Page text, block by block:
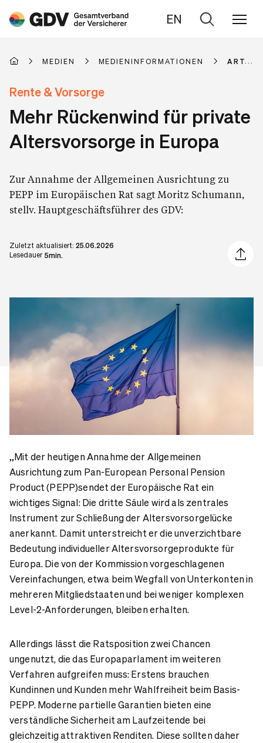
EN
Zur
MEDIEN MEDIENINFORMATIONEN
Rente & Vorsorge
Mehr Rückenwind für private
Altersvorsorge in Europa
Zur Annahme der Allgemeinen Ausrichtung zu
PEPP im Europäischen Rat sagt Moritz Schumann,
stellv. Hauptgeschäftsführer des GDV:
Zuletzt aktualisiert: 25.06.2026
Lesedauer 5min.
Artikel
„Mit der heutigen Annahme der Allgemeinen
Ausrichtung zum Pan-European Personal Pension
Product(PEPP)sendet der Europäische Rat ein
wichtiges Signal: Die dritte Säule wird als zentrales
Instrument zur Schließung der Altersvorsorgelücke
anerkannt. Damit unterstreicht er die unverzichtbare
Bedeutung individueller Altersvorsorgeprodukte für
Europa. Die von der Kommission vorgeschlagenen
Vereinfachungen, etwa beim Wegfall von Unterkonten in
mehreren Mitgliedstaaten und bei weniger komplexen
Level-2-Anforderungen, bleiben erhalten.
Allerdings lässt die Ratsposition zwei Chancen
ungenutzt, die das Europaparlament im weiteren
Verfahren aufgreifen muss: Erstens brauchen
Kundinnen und Kunden mehr Wahlfreiheit beim Basis-
PEPP. Moderne partielle Garantien bieten eine
verständliche Sicherheit am Laufzeitende bei
gleichzeitig attraktiven Renditen. Diese sollten daher